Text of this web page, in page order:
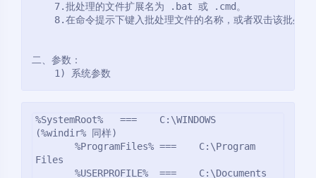
    7.批处理的文件扩展名为 .bat 或 .cmd。
8.在命令提示下键入批处理文件的名称，或者双击该批处
二、参数：
%SystemRoot%   ===    C:\WINDOWS
(%windir% 同样)
Files